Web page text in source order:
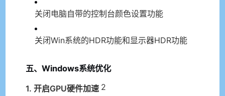
关闭电脑自带的控制台颜色设置功能
关闭Win系统的HDR功能和显示器HDR功能
五、Windows系统优化
1. 开启GPU硬件加速 2